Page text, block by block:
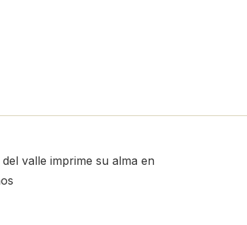
valle imprime su alma en